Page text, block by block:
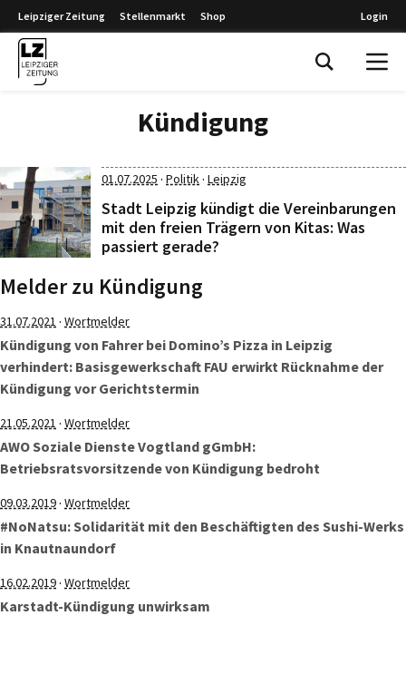
Leipziger Zeitung Stellenmarkt Shop Login
Kündigung
01.07.2025 · Politik· Leipzig
Stadt Leipzig kündigt die Vereinbarungen
mit den freien Trägern von Kitas: Was
passiert gerade?
Melder zu Kündigung
31.07.2021 · Wortmelder
Kündigung von Fahrer bei Domino’s Pizza in Leipzig
verhindert: Basisgewerkschaft FAU erwirkt Rücknahme der
Kündigung vor Gerichtstermin
21.05.2021 · Wortmelder
AWO Soziale Dienste Vogtland gGmbH:
Betriebsratsvorsitzende von Kündigung bedroht
09.03.2019· Wortmelder
#NoNatsu: Solidarität mit den Beschäftigten des Sushi-Werks
in Knautnaundorf
16.02.2019· Wortmelder
Karstadt-Kündigung unwirksam